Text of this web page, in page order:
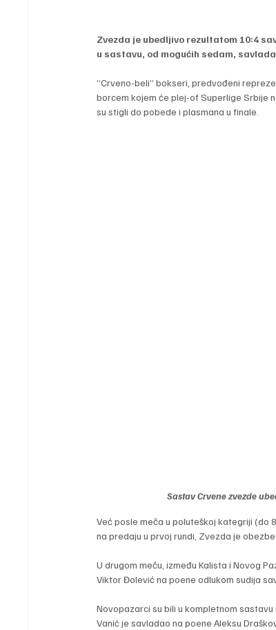
Zvezda je ubedljivo rezultatom 10:4
u sastavu, od mogućih sedam,
“Crveno-beli” bokseri, predvođeni
borcem kojem će plej-of Superlige Srbije
su stigli do pobede i plasmana u finale.
Sastav Crvene zvezde
Već posle meča u poluteškoj kategriji (do
na predaju u prvoj rundi, Zvezda je
U drugom meču, između Kalista i Novog
Viktor Đolević na poene odlukom sudija
Novopazarci su bili u kompletnom
Vanić je savladao na poene Aleksu